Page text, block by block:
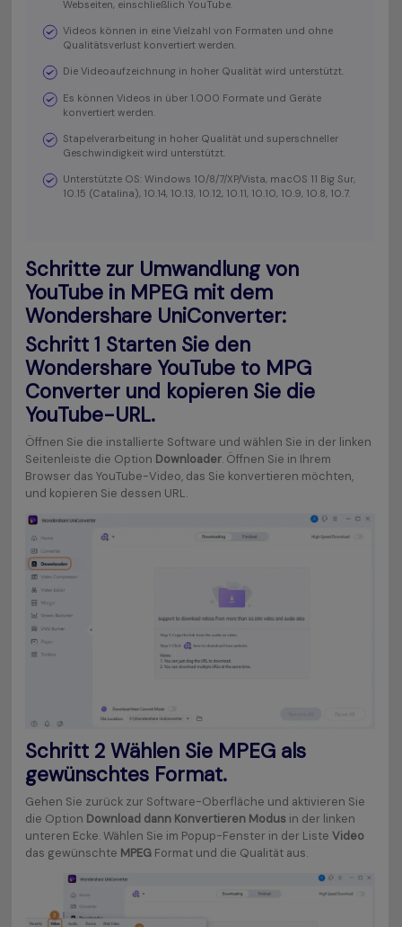
Webseiten, einschließlich YouTube.
Videos können in eine Vielzahl von Formaten und ohne
Qualitätsverlust konvertiert werden.
Die Videoaufzeichnung in hoher Qualität wird unterstützt.
Es können Videos in über 1.000 Formate und Geräte
konvertiert werden.
Stapelverarbeitung in hoher Qualität und superschneller
Geschwindigkeit wird unterstützt.
Unterstützte OS: Windows 10/8/7/XP/Vista, macOS 11 Big Sur,
10.15 (Catalina), 10.14, 10.13, 10.12, 10.11, 10.10, 10.9, 10.8, 10.7.
Schritte zur Umwandlung von
YouTube in MPEG mit dem
Wondershare UniConverter:
Schritt 1 Starten Sie den
Wondershare YouTube to MPG
Converter und kopieren Sie die
YouTube-URL.
Öffnen Sie die installierte Software und wählen Sie in der linken
Seitenleiste die Option Downloader. Öffnen Sie in Ihrem
Browser das YouTube-Video, das Sie konvertieren möchten,
und kopieren Sie dessen URL.
Schritt 2Wählen Sie MPEG als
gewünschtes Format.
Gehen Sie zurück zur Software-Oberfläche und aktivieren Sie
die Option Download dann Konvertieren Modusin der linken
unteren Ecke. Wählen Sie im Popup-Fenster in der Liste Video
das gewünschte MPEGFormat und die Qualität aus.